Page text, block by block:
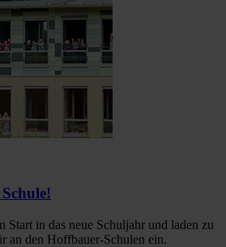
Start in das neue Schuljahr und laden zu
an den Hoffbauer-Schulen ein.